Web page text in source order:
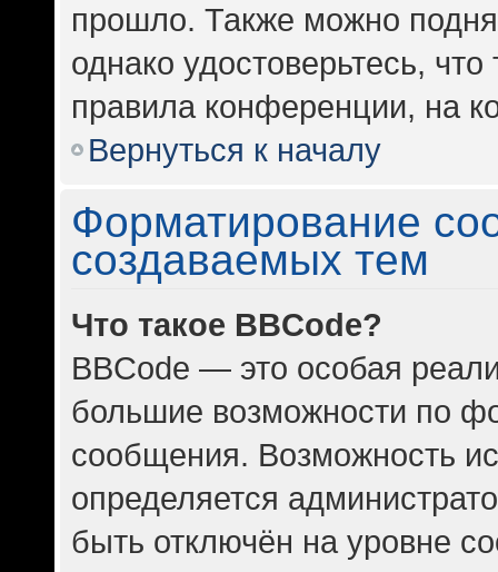
прошло. Также можно
однако удостоверьтесь,
правила конференции, на
Вернуться к началу
Форматирование
создаваемых тем
Что такое BBCode?
BBCode — это особая
большие возможности по
сообщения. Возможность
определяется
быть отключён на уровне